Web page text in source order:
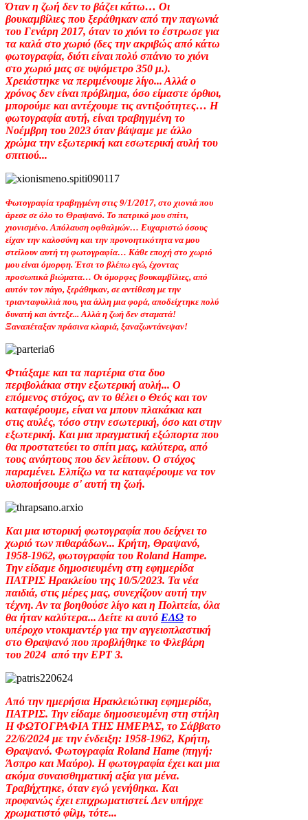
Όταν η ζωή δεν το βάζει κάτω… Οι
βουκαμβίλιες που ξεράθηκαν από την παγωνιά
του Γενάρη 2017, όταν το χιόνι το έστρωσε για
τα καλά στο χωριό (δες την ακριβώς από κάτω
φωτογραφία, διότι είναι πολύ σπάνιο το χιόνι
στο χωριό μας σε υψόμετρο 350 μ.).
Χρειάστηκε να περιμένουμε λίγο... Αλλά ο
χρόνος δεν είναι πρόβλημα, όσο είμαστε όρθιοι,
μπορούμε και αντέχουμε τις αντιξοότητες… Η
φωτογραφία αυτή, είναι τραβηγμένη το
Νοέμβρη του 2023 όταν βάψαμε με άλλο
χρώμα την εξωτερική και εσωτερική αυλή του
σπιτιού...
Φωτογραφία τραβηγμένη στις 9/1/2017, στο χιονιά που
άρεσε σε όλο το Θραψανό. Το πατρικό μου σπίτι,
χιονισμένο. Απόλαυση οφθαλμών… Ευχαριστώ όσους
είχαν την καλοσύνη και την προνοητικότητα να μου
στείλουν αυτή τη φωτογραφία… Κάθε εποχή στο χωριό
μου είναι όμορφη. Έτσι το βλέπω εγώ, έχοντας
προσωπικά βιώματα… Οι όμορφες βουκαμβίλιες, από
αυτόν τον πάγο, ξεράθηκαν, σε αντίθεση με την
τριανταφυλλιά που, για άλλη μια φορά, αποδείχτηκε πολύ
δυνατή και άντεξε... Αλλά η ζωή δεν σταματά!
Ξαναπέταξαν πράσινα κλαριά, ξαναζωντάνεψαν!
Φτιάξαμε και τα παρτέρια στα δυο
περιβολάκια στην εξωτερική αυλή... Ο
επόμενος στόχος, αν το θέλει ο Θεός και τον
καταφέρουμε, είναι να μπουν πλακάκια και
στις αυλές, τόσο στην εσωτερική, όσο και στην
εξωτερική. Και μια πραγματική εξώπορτα που
θα προστατεύει το σπίτι μας, καλύτερα, από
τους ανόητους που δεν λείπουν. Ο στόχος
παραμένει. Ελπίζω να τα καταφέρουμε να τον
υλοποιήσουμε σ' αυτή τη ζωή.
Και μια ιστορική φωτογραφία που δείχνει το
χωριό των πιθαράδων... Κρήτη, Θραψανό,
1958-1962, φωτογραφία του Roland Hampe.
Την είδαμε δημοσιευμένη στη εφημερίδα
ΠΑΤΡΙΣ Ηρακλείου της 10/5/2023. Τα νέα
παιδιά, στις μέρες μας, συνεχίζουν αυτή την
τέχνη. Αν τα βοηθούσε λίγο και η Πολιτεία, όλα
θα ήταν καλύτερα... Δείτε κι αυτό ΕΔΩ το
υπέροχο ντοκιμαντέρ για την αγγειοπλαστική
στο Θραψανό που προβλήθηκε το Φλεβάρη
του 2024 από την ΕΡΤ 3.
Από την ημερήσια Ηρακλειώτικη εφημερίδα,
ΠΑΤΡΙΣ. Την είδαμε δημοσιευμένη στη στήλη
Η ΦΩΤΟΓΡΑΦΙΑ ΤΗΣ ΗΜΕΡΑΣ, το Σάββατο
22/6/2024 με την ένδειξη: 1958-1962, Κρήτη,
Θραψανό. Φωτογραφία Roland Hame (πηγή:
Άσπρο και Μαύρο). Η φωτογραφία έχει και μια
ακόμα συναισθηματική αξία για μένα.
Τραβήχτηκε, όταν εγώ γενήθηκα. Και
προφανώς έχει επιχρωματιστεί. Δεν υπήρχε
χρωματιστό φίλμ, τότε...